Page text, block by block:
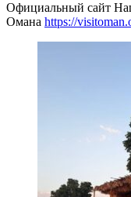
Официальный сайт
Омана https://